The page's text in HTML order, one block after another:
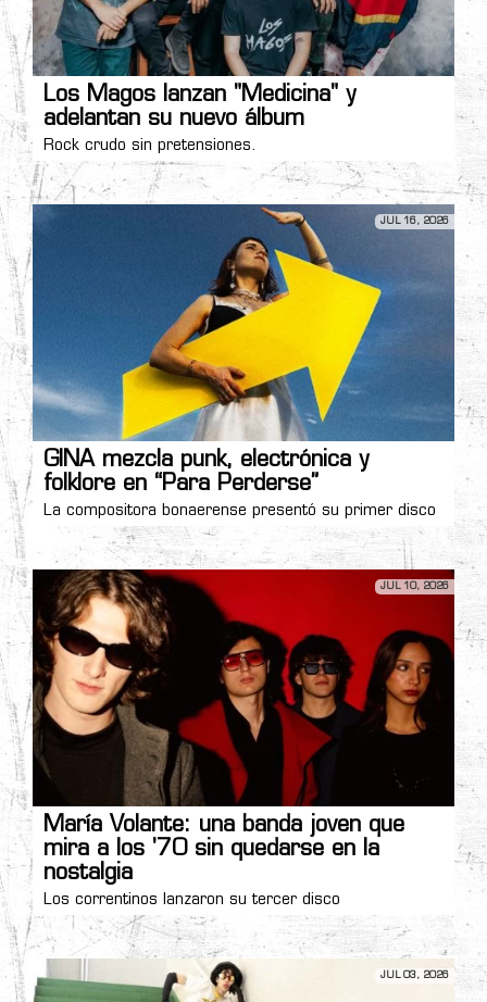
Los Magos lanzan "Medicina" y
adelantan su nuevo álbum
Rock crudo sin pretensiones.
JUL 16, 2026
GINA mezcla punk, electrónica y
folklore en “Para Perderse”
La compositora bonaerense presentó su primer disco
JUL 10, 2026
María Volante: una banda joven que
mira a los '70 sin quedarse en la
nostalgia
Los correntinos lanzaron su tercer disco
JUL 03, 2026